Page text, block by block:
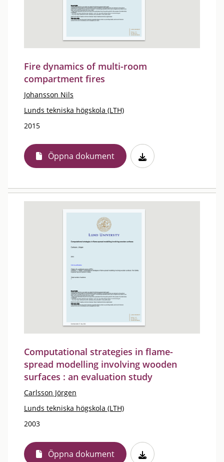
Fire dynamics of multi-room
compartment fires
Johansson Nils
Lunds tekniska högskola (LTH)
2015
Öppna dokument
Computational strategies in flame-
spread modelling involving wooden
surfaces : an evaluation study
Carlsson Jörgen
Lunds tekniska högskola (LTH)
2003
Öppna dokument